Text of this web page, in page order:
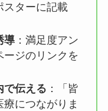
スターに記載
導：満足度アン
ジのリンクを
で伝える ：「皆
につながりま